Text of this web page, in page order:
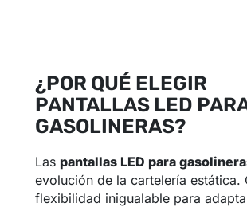
¿POR QUÉ ELEGIR
PANTALLAS LED
GASOLINERAS?
Las pantallas LED para
evolución de la cartelería estática.
flexibilidad inigualable para